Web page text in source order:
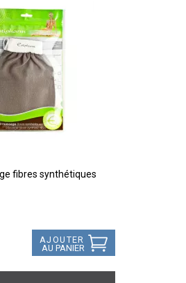
fibres synthétiques
AJOUTER
AU PANIER